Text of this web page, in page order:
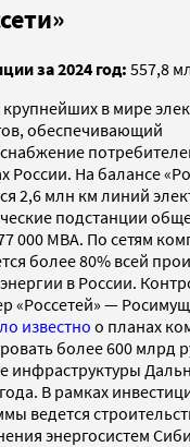
за 2024 год: 557,8
в мире
обеспечивающий
России. На балансе
2,6 млн км линий
подстанции
000 МВА. По сетям
более 80% всей
в России.
«Россетей» —
известно о планах
более 600 млрд
инфраструктуры
В рамках
ведется
энергосистем